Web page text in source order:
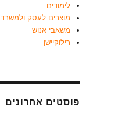
לימודים
מוצרים לעסק ולמשרד
משאבי אנוש
רילוקיישן
פוסטים אחרונים